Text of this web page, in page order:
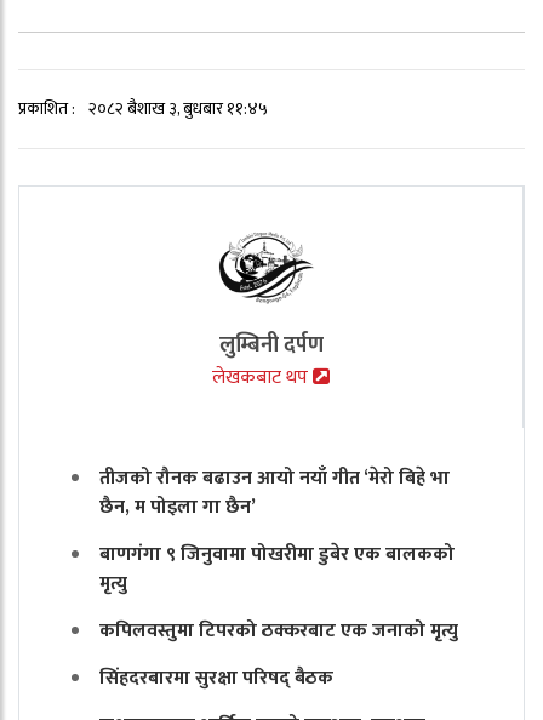
प्रकाशित : २०८२ बैशाख ३, बुधबार ११:४५
लुम्बिनी दर्पण
लेखकबाट थप
तीजको रौनक बढाउन आयो नयाँ गीत ‘मेरो बिहे भा
छैन, म पोइला गा छैन’
बाणगंगा ९ जिनुवामा पोखरीमा डुबेर एक बालकको
मृत्यु
कपिलवस्तुमा टिपरको ठक्करबाट एक जनाको मृत्यु
सिंहदरबारमा सुरक्षा परिषद् बैठक